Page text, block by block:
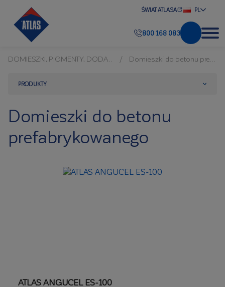
ŚWIAT ATLASA PL
800 168 083
DOMIESZKI, PIGMENTY, DODATKI DO BETONU Domieszki do betonu prefabrykowanego
PRODUKTY
Domieszki do betonu
prefabrykowanego
ATLAS ANGUCEL ES-100